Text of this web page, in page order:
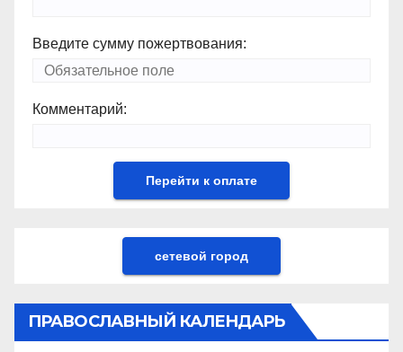
Введите сумму пожертвования:
Комментарий:
сетевой город
ПРАВОСЛАВНЫЙ КАЛЕНДАРЬ